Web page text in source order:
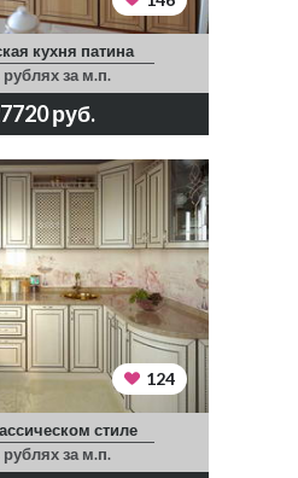
кухня патина
рублях за м.п.
руб.
124
стиле
рублях за м.п.